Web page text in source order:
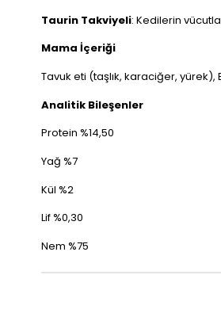
Taurin Takviyeli: Kedilerin
Mama İçeriği
Tavuk eti (taşlık, karaciğer, yürek),
Analitik Bileşenler
Protein %14,50
Yağ %7
Kül %2
Lif %0,30
Nem %75